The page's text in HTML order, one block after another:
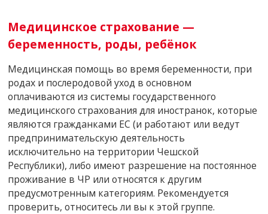
Медицинское страхование —
беременность, роды, ребёнок
Медицинская помощь во время беременности, при
родах и послеродовой уход в основном
оплачиваются из системы государственного
медицинского страхования для иностранок, которые
являются гражданками ЕС (и работают или ведут
предпринимательскую деятельность
исключительно на территории Чешской
Республики), либо имеют разрешение на постоянное
проживание в ЧР или относятся к другим
предусмотренным категориям. Рекомендуется
проверить, относитесь ли вы к этой группе.